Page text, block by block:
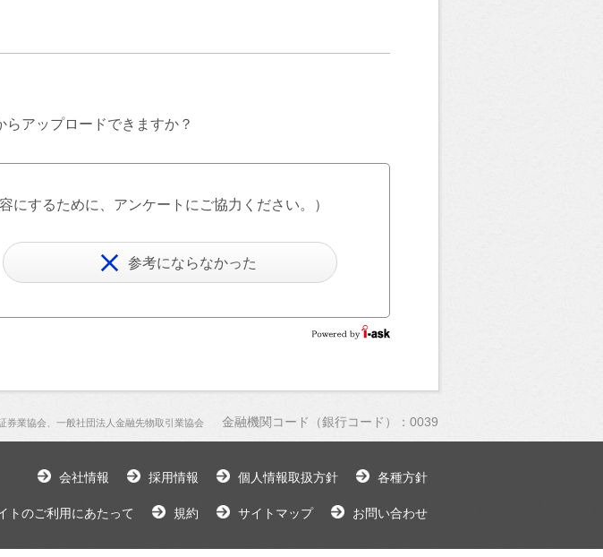
アップロードできますか？
にするために、アンケートにご協力ください。）
参考にならなかった
金融機関コード（銀行コード）：0039
券業協会、一般社団法人金融先物取引業協会
会社情報 採用情報 個人情報取扱方針 各種方針
トのご利用にあたって 規約 サイトマップ お問い合わせ